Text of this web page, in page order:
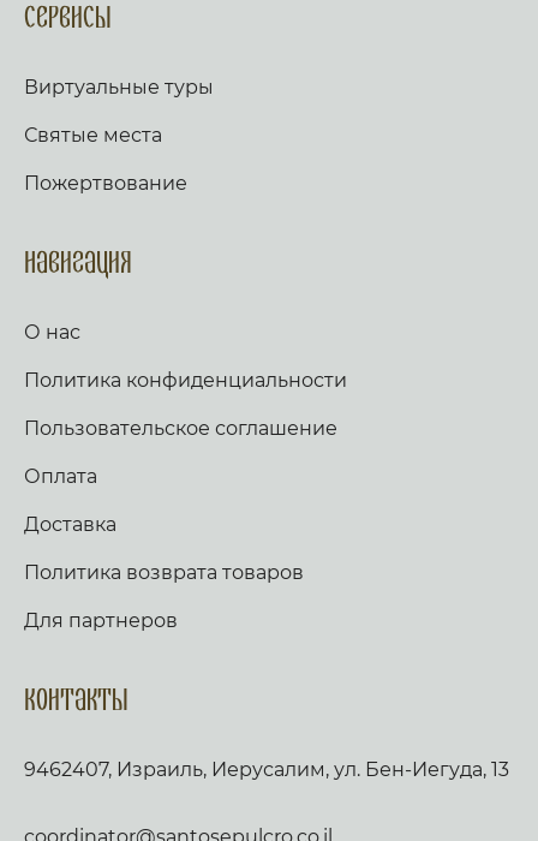
Сервисы
Виртуальные туры
Святые места
Пожертвование
Навигация
О нас
Политика конфиденциальности
Пользовательское соглашение
Оплата
Доставка
Политика возврата товаров
Для партнеров
Контакты
9462407, Израиль, Иерусалим, ул. Бен-Иегуда, 13